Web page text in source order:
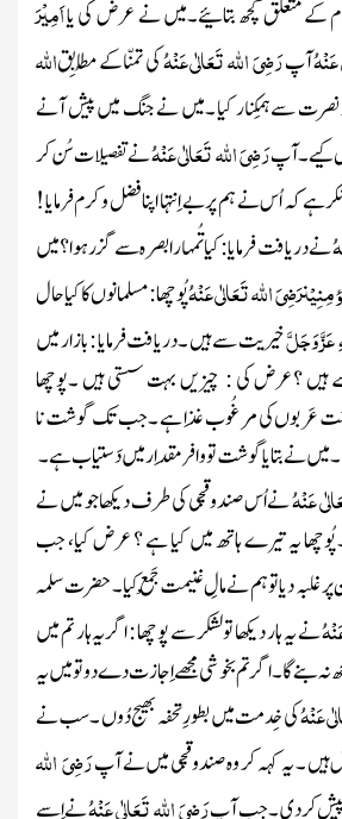
کے متعلق کچھ بتائیے۔میں نے عرض کی یااَمِیْرَ
آپرَضِیَ اللہ تَعَالٰی عَنْہُکی تمنّاکے مُطابِقاللّٰہ
و نصرت سے ہمکِنار کیا ۔میں نے جنگ میں پیش آنے
کیے۔آپرَضِیَ اللہ تَعَالٰی عَنْہُنے تفصیلات سُن کر
ہے کہ اُس نے ہم پر بے اِنتہا اپنا فضل و کرم فرمایا !
نے دریافت فرمایا : کیا تُمہارا بصرہ سے گزر ہوا ؟میں
رَضِیَ اللہ تَعَالٰی عَنْہُپُوچھا : مسلمانوں کا کیا حال
عَزَّ وَجَلَّخیریت سے ہیں ۔دریافت فرمایا : بازار میں
ہیں ؟عرض کی : چیزیں بہت سستی ہیں ۔پوچھا
عَربوں کی مرغُوب غِذا ہے ۔جب تک گوشت نا
نے بتایا گوشت تو وافرمِقدار میں دَستیاب ہے ۔
عَنْہُنے اُس صندوقچی کی طرف دیکھا جو میں نے
پُوچھا یہ تیرے ہاتھ میں کیا ہے ؟ عرض کیا، جب
غلبہ دیا تو ہم نے مالِ غنیمت جَمْع کیا ۔ حضرت سلمہ
نے یہ ہار دیکھا تو لشکر سے پوچھا : اگر یہ ہار تم میں
نہ بنے گا ۔اگر تم بخوشی مجھے اِجازت دے دو تو میں یہ
عَنْہُکی خِدمت میں بطورِ تحفہ بھیج دُوں ۔سب نے
ہیں ۔ یہ کہہ کر وہ صندوقچی میں نے آپرَضِیَ اللہ
کردی ۔ جب آپرَضِیَ اللہ تَعَالٰی عَنْہُنے اِسے